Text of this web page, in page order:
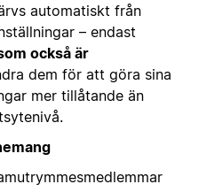
automatiskt från
– endast
också är
dem för att göra sina
mer tillåtande än